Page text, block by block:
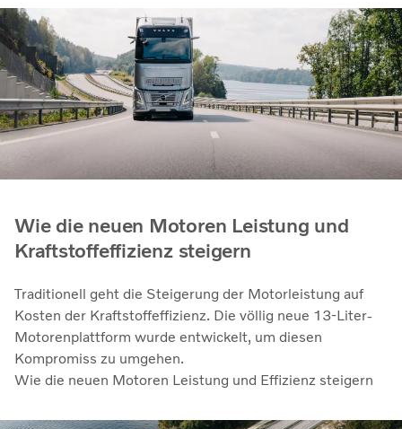
Wie die neuen Motoren Leistung und
Kraftstoffeffizienz steigern
Traditionell geht die Steigerung der Motorleistung auf
Kosten der Kraftstoffeffizienz. Die völlig neue 13-Liter-
Motorenplattform wurde entwickelt, um diesen
Kompromiss zu umgehen.
Wie die neuen Motoren Leistung und Effizienz steigern